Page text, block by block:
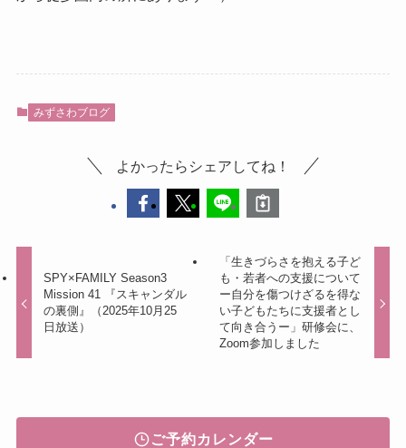
みずさわブログ
よかったらシェアしてね！
SPY×FAMILY Season3
Mission 41 『スキャンダル
の裏側』（2025年10月25
日放送）
「生きづらさを抱える子ど
も・若者への支援について
ー自分を傷つけざるを得な
い子どもたちに支援者とし
て向き合うー」研修会に、
Zoom参加しました
ご予約カレンダー